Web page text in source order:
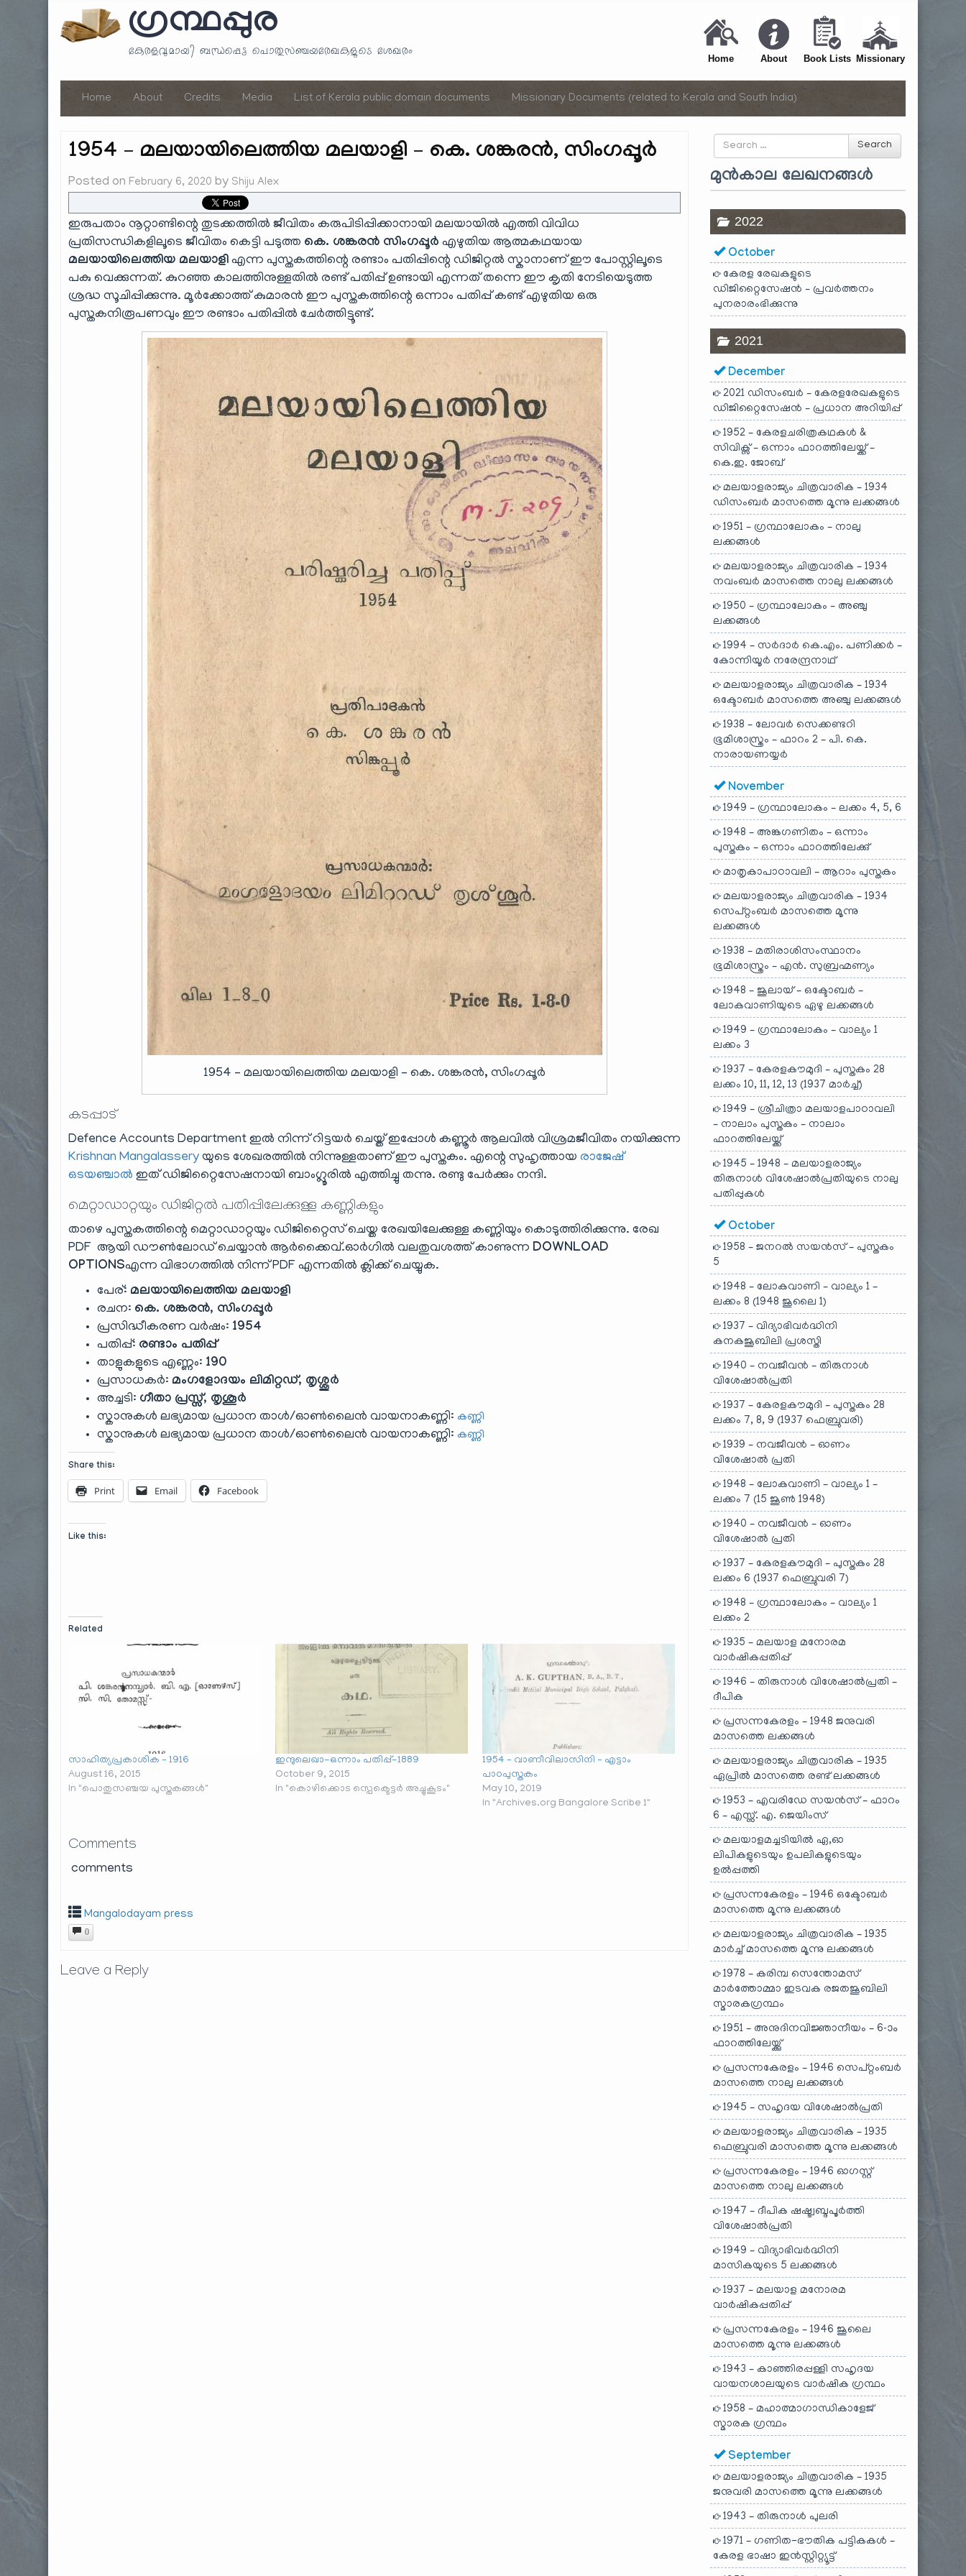
ഗ്രന്ഥപ്പുര
കേരളവുമായി ബന്ധപ്പെട്ട പൊതുസഞ്ചയരേഖകളുടെ ശേഖരം Home About Book Lists Missionary
Home About Credits Media List of Kerala public domain documents Missionary Documents (related to Kerala and South India)
1954 – മലയായിലെത്തിയ മലയാളി – കെ. ശങ്കരൻ, സിംഗപ്പൂർ
Posted on February 6, 2020 by Shiju Alex
ഇരുപതാം നൂറ്റാണ്ടിന്റെ തുടക്കത്തിൽ ജീവിതം കരുപിടിപ്പിക്കാനായി മലയായിൽ എത്തി വിവിധ
പ്രതിസന്ധികളിലൂടെ ജീവിതം കെട്ടി പടുത്ത കെ. ശങ്കരൻ സിംഗപ്പൂർ എഴുതിയ ആത്മകഥയായ
മലയായിലെത്തിയ മലയാളി എന്ന പുസ്തകത്തിന്റെ രണ്ടാം പതിപ്പിന്റെ ഡിജിറ്റൽ സ്കാനാണ് ഈ പോസ്റ്റിലൂടെ
പകു വെക്കുന്നത്. കുറഞ്ഞ കാലത്തിനുള്ളതിൽ രണ്ട് പതിപ്പ് ഉണ്ടായി എന്നത് തന്നെ ഈ കൃതി നേടിയെടുത്ത
ശ്രദ്ധ സൂചിപ്പിക്കുന്നു. മൂർക്കോത്ത് കുമാരൻ ഈ പുസ്തകത്തിന്റെ ഒന്നാം പതിപ്പ് കണ്ട് എഴുതിയ ഒരു
പുസ്തകനിരൂപണവും ഈ രണ്ടാം പതിപ്പിൽ ചേർത്തിട്ടൂണ്ട്.
1954 – മലയായിലെത്തിയ മലയാളി – കെ. ശങ്കരൻ, സിംഗപ്പൂർ
കടപ്പാട്
Defence Accounts Department ഇൽ നിന്ന് റിട്ടയർ ചെയ്ത് ഇപ്പോൾ കണ്ണൂർ ആലവിൽ വിശ്രമജീവിതം നയിക്കുന്ന
Krishnan Mangalassery യുടെ ശേഖരത്തിൽ നിന്നുള്ളതാണ് ഈ പുസ്തകം. എന്റെ സുഹൃത്തായരാജേഷ്
ഒടയഞ്ചാൽ ഇത് ഡിജിറ്റൈസേഷനായി ബാംഗ്ലൂരിൽ എത്തിച്ചു തന്നു. രണ്ടു പേർക്കും നന്ദി.
മെറ്റാഡാറ്റയും ഡിജിറ്റൽ പതിപ്പിലേക്കുള്ള കണ്ണികളും
താഴെ പുസ്തകത്തിന്റെ മെറ്റാഡാറ്റയും ഡിജിറ്റൈസ് ചെയ്ത രേഖയിലേക്കുള്ള കണ്ണിയും കൊടുത്തിരിക്കുന്നു. രേഖ
PDF ആയി ഡൗൺലോഡ് ചെയ്യാൻ ആർക്കൈവ്.ഓർഗിൽ വലതുവശത്ത് കാണുന്ന DOWNLOAD
OPTIONSഎന്ന വിഭാഗത്തിൽ നിന്ന് PDF എന്നതിൽ ക്ലിക്ക് ചെയ്യുക.
പേര്: മലയായിലെത്തിയ മലയാളി
രചന: കെ. ശങ്കരൻ, സിംഗപ്പൂർ
പ്രസിദ്ധീകരണ വർഷം: 1954
പതിപ്പ്: രണ്ടാം പതിപ്പ്
താളുകളുടെ എണ്ണം: 190
പ്രസാധകർ: മംഗളോദയം ലിമിറ്റഡ്, തൃശ്ശൂർ
അച്ചടി: ഗീതാ പ്രസ്സ്, തൃശൂർ
സ്കാനുകൾ ലഭ്യമായ പ്രധാന താൾ/ഓൺലൈൻ വായനാകണ്ണി: കണ്ണി
സ്കാനുകൾ ലഭ്യമായ പ്രധാന താൾ/ഓൺലൈൻ വായനാകണ്ണി: കണ്ണി
Share this:
Print Email Facebook
Like this:
Related
സാഹിത്യപ്രകാശിക – 1916
August 16, 2015
In "പൊതുസഞ്ചയ പുസ്തകങ്ങൾ"
ഇന്ദുലെഖാ-ഒന്നാം പതിപ്പ്-1889
October 9, 2015
In "കൊഴിക്കൊട സ്പെക്ടെട്ടർ അച്ചുകൂടം"
1954 – വാണീവിലാസിനി – എട്ടാം
പാഠപുസ്തകം
May 10, 2019
In "Archives.org Bangalore Scribe 1"
Comments
comments
Mangalodayam press
0
Leave a Reply
Search
for
Search
മുൻകാല ലേഖനങ്ങൾ
2022
October
കേരള രേഖകളുടെ
ഡിജിറ്റൈസേഷൻ – പ്രവർത്തനം
പുനരാരംഭിക്കുന്നു
2021
December
2021 ഡിസംബർ – കേരളരേഖകളുടെ
ഡിജിറ്റൈസേഷൻ – പ്രധാന അറിയിപ്പ്
1952 – കേരളചരിത്രകഥകൾ &
സിവിക്സ് – ഒന്നാം ഫാറത്തിലേയ്ക്ക് –
കെ.ഇ. ജോബ്
മലയാളരാജ്യം ചിത്രവാരിക – 1934
ഡിസംബർ മാസത്തെ മൂന്നു ലക്കങ്ങൾ
1951 – ഗ്രന്ഥാലോകം – നാലു
ലക്കങ്ങൾ
മലയാളരാജ്യം ചിത്രവാരിക – 1934
നവംബർ മാസത്തെ നാലു ലക്കങ്ങൾ
1950 – ഗ്രന്ഥാലോകം – അഞ്ചു
ലക്കങ്ങൾ
1994 – സർദാർ കെ.എം. പണിക്കർ –
കോന്നിയൂർ നരേന്ദ്രനാഥ്
മലയാളരാജ്യം ചിത്രവാരിക – 1934
ഒക്ടോബർ മാസത്തെ അഞ്ചു ലക്കങ്ങൾ
1938 – ലോവർ സെക്കണ്ടറി
ഭൂമിശാസ്ത്രം – ഫാറം 2 – പി. കെ.
നാരായണയ്യർ
November
1949 – ഗ്രന്ഥാലോകം – ലക്കം 4, 5, 6
1948 – അങ്കഗണിതം – ഒന്നാം
പുസ്തകം – ഒന്നാം ഫാറത്തിലേക്കു്
മാതൃകാപാഠാവലി – ആറാം പുസ്തകം
മലയാളരാജ്യം ചിത്രവാരിക – 1934
സെപ്റ്റംബർ മാസത്തെ മൂന്നു
ലക്കങ്ങൾ
1938 – മതിരാശിസംസ്ഥാനം
ഭൂമിശാസ്ത്രം – എൻ. സുബ്രഹ്മണ്യം
1948 – ജൂലായ് – ഒക്ടോബർ –
ലോകവാണിയുടെ ഏഴു ലക്കങ്ങൾ
1949 – ഗ്രന്ഥാലോകം – വാല്യം 1
ലക്കം 3
1937 – കേരളകൗമുദി – പുസ്തകം 28
ലക്കം 10, 11, 12, 13 (1937 മാർച്ച്)
1949 – ശ്രീചിത്രാ മലയാളപാഠാവലി
– നാലാം പുസ്തകം – നാലാം
ഫാറത്തിലേയ്ക്ക്
1945 – 1948 – മലയാളരാജ്യം
തിരുനാൾ വിശേഷാൽപ്രതിയുടെ നാലു
പതിപ്പുകൾ
October
1958 – ജനറൽ സയൻസ് – പുസ്തകം
5
1948 – ലോകവാണി – വാല്യം 1 –
ലക്കം 8 (1948 ജൂലൈ 1)
1937 – വിദ്യാഭിവർദ്ധിനി
കനകജൂബിലി പ്രശസ്തി
1940 – നവജീവൻ – തിരുനാൾ
വിശേഷാൽപ്രതി
1937 – കേരളകൗമുദി – പുസ്തകം 28
ലക്കം 7, 8, 9 (1937 ഫെബ്രുവരി)
1939 – നവജീവൻ – ഓണം
വിശേഷാൽ പ്രതി
1948 – ലോകവാണി – വാല്യം 1 –
ലക്കം 7 (15 ജൂൺ 1948)
1940 – നവജീവൻ – ഓണം
വിശേഷാൽ പ്രതി
1937 – കേരളകൗമുദി – പുസ്തകം 28
ലക്കം 6 (1937 ഫെബ്രുവരി 7)
1948 – ഗ്രന്ഥാലോകം – വാല്യം 1
ലക്കം 2
1935 – മലയാള മനോരമ
വാർഷികപ്പതിപ്പ്
1946 – തിരുനാൾ വിശേഷാൽപ്രതി –
ദീപിക
പ്രസന്നകേരളം – 1948 ജനുവരി
മാസത്തെ ലക്കങ്ങൾ
മലയാളരാജ്യം ചിത്രവാരിക – 1935
ഏപ്രിൽ മാസത്തെ രണ്ട് ലക്കങ്ങൾ
1953 – എവരിഡേ സയൻസ് – ഫാറം
6 – എസ്സ്. എ. ജെയിംസ്
മലയാളമച്ചടിയിൽ ഏ,ഓ
ലിപികളുടെയും ഉപലികളുടെയും
ഉൽപ്പത്തി
പ്രസന്നകേരളം – 1946 ഒക്ടോബർ
മാസത്തെ മൂന്നു ലക്കങ്ങൾ
മലയാളരാജ്യം ചിത്രവാരിക – 1935
മാർച്ച് മാസത്തെ മൂന്നു ലക്കങ്ങൾ
1978 – കരിമ്പ സെന്തോമസ്
മാർത്തോമ്മാ ഇടവക രജതജൂബിലി
സ്മാരകഗ്രന്ഥം
1951 – അനുദിനവിജ്ഞാനീയം – 6-ാം
ഫാറത്തിലേയ്ക്കു്
പ്രസന്നകേരളം – 1946 സെപ്റ്റംബർ
മാസത്തെ നാലു ലക്കങ്ങൾ
1945 – സഹൃദയ വിശേഷാൽപ്രതി
മലയാളരാജ്യം ചിത്രവാരിക – 1935
ഫെബ്രുവരി മാസത്തെ മൂന്നു ലക്കങ്ങൾ
പ്രസന്നകേരളം – 1946 ഓഗസ്റ്റ്
മാസത്തെ നാലു ലക്കങ്ങൾ
1947 – ദീപിക ഷഷ്ട്വബ്ദപൂർത്തി
വിശേഷാൽപ്രതി
1949 – വിദ്യാഭിവർദ്ധിനി
മാസികയുടെ 5 ലക്കങ്ങൾ
1937 – മലയാള മനോരമ
വാർഷികപ്പതിപ്പ്
പ്രസന്നകേരളം – 1946 ജൂലൈ
മാസത്തെ മൂന്നു ലക്കങ്ങൾ
1943 – കാഞ്ഞിരപ്പള്ളി സഹൃദയ
വായനശാലയുടെ വാർഷിക ഗ്രന്ഥം
1958 – മഹാത്മാഗാന്ധികാളേജ്
സ്മാരക ഗ്രന്ഥം
September
മലയാളരാജ്യം ചിത്രവാരിക – 1935
ജനുവരി മാസത്തെ മൂന്നു ലക്കങ്ങൾ
1943 – തിരുനാൾ പുലരി
1971 – ഗണിത-ഭൗതിക പട്ടികകൾ –
കേരള ഭാഷാ ഇൻസ്റ്റിറ്റ്യൂട്ട്